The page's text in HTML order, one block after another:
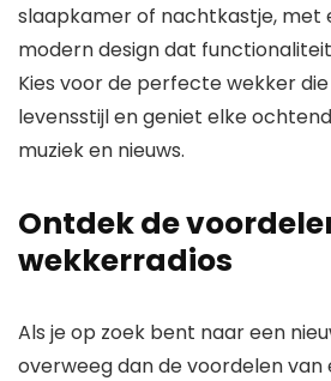
slaapkamer of nachtkastje, met
modern design dat
Kies voor de perfecte wekker
levensstijl en geniet elke
muziek en nieuws.
Ontdek de
wekkerradios
Als je op zoek bent naar een
overweeg dan de voordelen van